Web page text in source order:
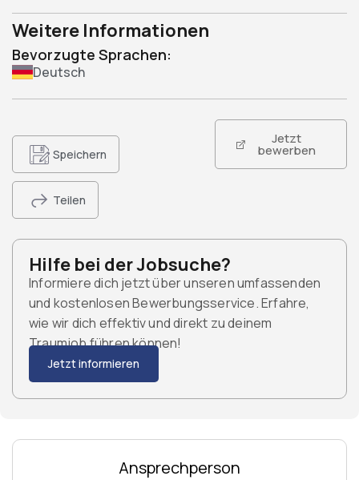
Weitere Informationen
Bevorzugte Sprachen:
Deutsch
Speichern
Teilen
Jetzt
bewerben
Hilfe bei der Jobsuche?
Informiere dich jetzt über unseren umfassenden
und kostenlosen Bewerbungsservice. Erfahre,
wie wir dich effektiv und direkt zu deinem
Traumjob führen können!
Jetzt informieren
Ansprechperson